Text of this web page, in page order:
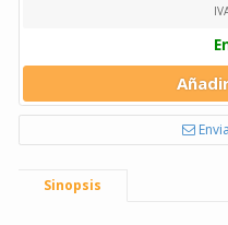
Sinopsis